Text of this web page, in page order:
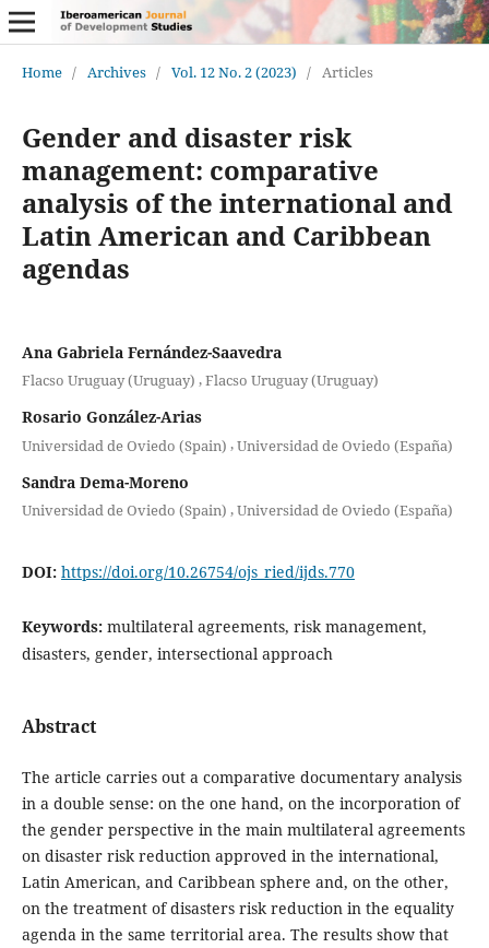
Home / Archives / Vol. 12 No. 2 (2023) / Articles
Gender and disaster risk
management: comparative
analysis of the international and
Latin American and Caribbean
agendas
Ana Gabriela Fernández-Saavedra
Flacso Uruguay (Uruguay) ,Flacso Uruguay (Uruguay)
Rosario González-Arias
Universidad de Oviedo (Spain) ,Universidad de Oviedo (España)
Sandra Dema-Moreno
Universidad de Oviedo (Spain) ,Universidad de Oviedo (España)
DOI: https://doi.org/10.26754/ojs_ried/ijds.770
Keywords: multilateral agreements, risk management,
disasters, gender, intersectional approach
Abstract
The article carries out a comparative documentary analysis
in a double sense: on the one hand, on the incorporation of
the gender perspective in the main multilateral agreements
on disaster risk reduction approved in the international,
Latin American, and Caribbean sphere and, on the other,
on the treatment of disasters risk reduction in the equality
agenda in the same territorial area. The results show that